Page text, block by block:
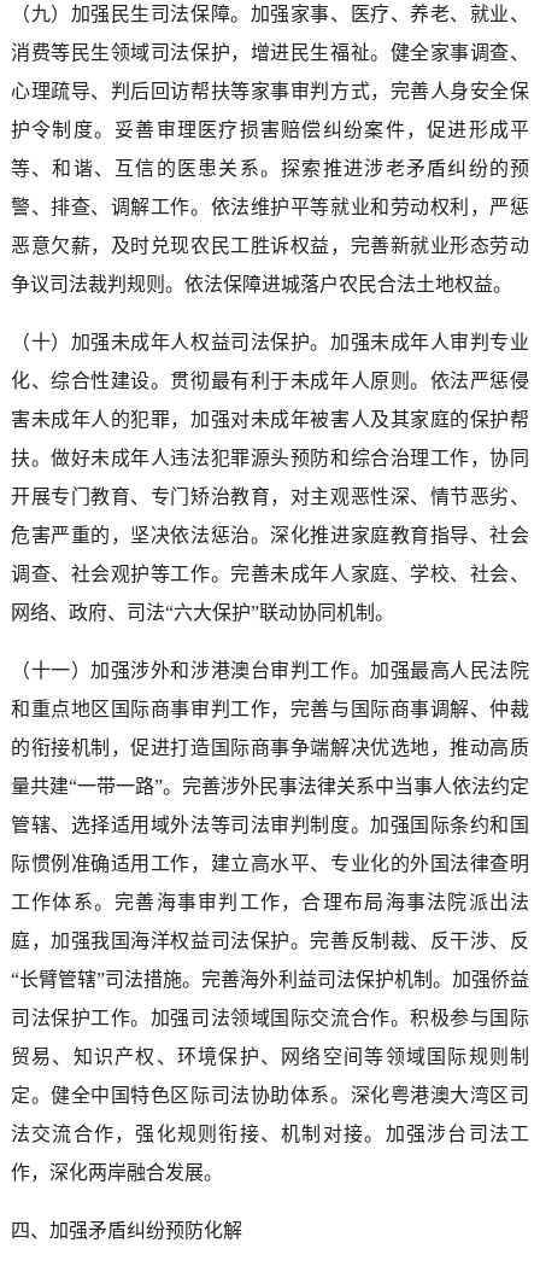
（九）加强民生司法保障。加强家事、医疗、养老、就业、
消费等民生领域司法保护，增进民生福祉。健全家事调查、
心理疏导、判后回访帮扶等家事审判方式，完善人身安全保
护令制度。妥善审理医疗损害赔偿纠纷案件，促进形成平
等、和谐、互信的医患关系。探索推进涉老矛盾纠纷的预
警、排查、调解工作。依法维护平等就业和劳动权利，严惩
恶意欠薪，及时兑现农民工胜诉权益，完善新就业形态劳动
争议司法裁判规则。依法保障进城落户农民合法土地权益。
（十）加强未成年人权益司法保护。加强未成年人审判专业
化、综合性建设。贯彻最有利于未成年人原则。依法严惩侵
害未成年人的犯罪，加强对未成年被害人及其家庭的保护帮
扶。做好未成年人违法犯罪源头预防和综合治理工作，协同
开展专门教育、专门矫治教育，对主观恶性深、情节恶劣、
危害严重的，坚决依法惩治。深化推进家庭教育指导、社会
调查、社会观护等工作。完善未成年人家庭、学校、社会、
网络、政府、司法“六大保护”联动协同机制。
（十一）加强涉外和涉港澳台审判工作。加强最高人民法院
和重点地区国际商事审判工作，完善与国际商事调解、仲裁
的衔接机制，促进打造国际商事争端解决优选地，推动高质
量共建“一带一路”。完善涉外民事法律关系中当事人依法约定
管辖、选择适用域外法等司法审判制度。加强国际条约和国
际惯例准确适用工作，建立高水平、专业化的外国法律查明
工作体系。完善海事审判工作，合理布局海事法院派出法
庭，加强我国海洋权益司法保护。完善反制裁、反干涉、反
“长臂管辖”司法措施。完善海外利益司法保护机制。加强侨益
司法保护工作。加强司法领域国际交流合作。积极参与国际
贸易、知识产权、环境保护、网络空间等领域国际规则制
定。健全中国特色区际司法协助体系。深化粤港澳大湾区司
法交流合作，强化规则衔接、机制对接。加强涉台司法工
作，深化两岸融合发展。
四、加强矛盾纠纷预防化解